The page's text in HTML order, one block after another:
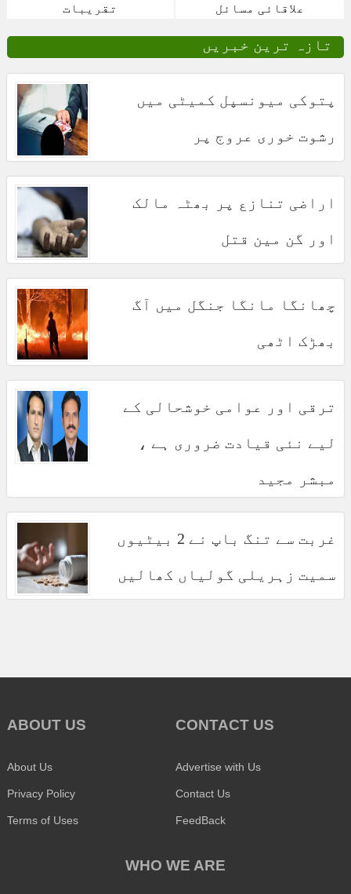
علاقائی مسائل
تقریبات
تازہ ترین خبریں
پتوکی میونسپل کمیٹی میں
رشوت خوری عروج پر
اراضی تنازع پر بھٹہ مالک
اور گن مین قتل
چھانگا مانگا جنگل میں آگ
بھڑک اٹھی
ترقی اور عوامی خوشحالی کے
لیے نئی قیادت ضروری ہے ،
مبشر مجید
غربت سے تنگ باپ نے 2 بیٹیوں
سمیت زہریلی گولیاں کھالیں
ABOUT US
About Us
Privacy Policy
Terms of Uses
CONTACT US
Advertise with Us
Contact Us
FeedBack
WHO WE ARE